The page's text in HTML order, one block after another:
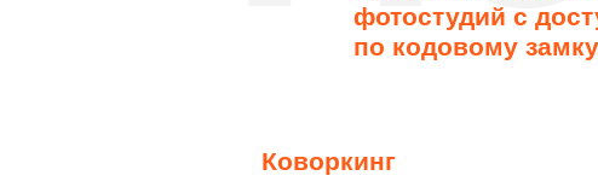
и для работы в тишине, встреч с